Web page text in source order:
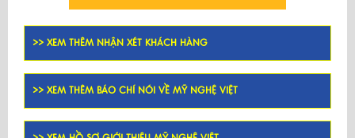
>> XEM THÊM NHẬN XÉT KHÁCH HÀNG
>> XEM THÊM BÁO CHÍ NÓI VỀ MỸ NGHỆ VIỆT